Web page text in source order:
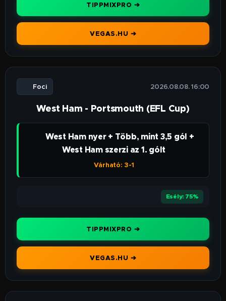
TIPPMIXPRO ➔
VEGAS.HU ➔
⚽ Foci 🕒 2026.08.08. 16:00
West Ham - Portsmouth (EFL Cup)
👉 West Ham nyer + Több, mint 3,5 gól +
West Ham szerzi az 1. gólt
Várható: 3-1
Esély: 75%
TIPPMIXPRO ➔
VEGAS.HU ➔